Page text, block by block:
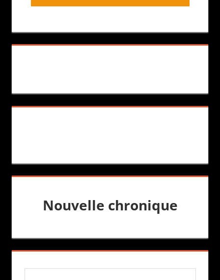
Nouvelle chronique